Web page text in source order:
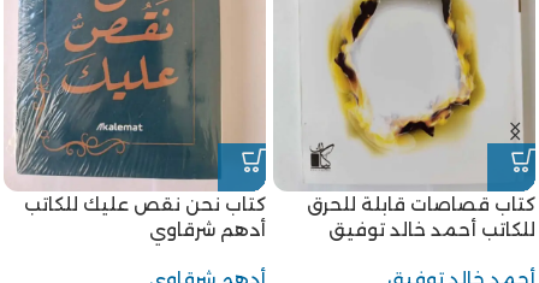
كتاب قصاصات قابلة للحرق
للكاتب أحمد خالد توفيق
كتاب نحن نقص عليك للكاتب
أدهم شرقاوي